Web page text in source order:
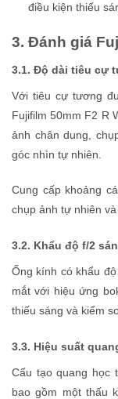
điều kiện thiếu
3. Đánh giá
3.1. Độ dài tiêu cự
Với tiêu cự tương
Fujifilm 50mm F2 R
ảnh chân dung,
góc nhìn tự nhiên.
Cung cấp khoảng
chụp ảnh tự nhiên
3.2. Khẩu độ f/2
Ống kính có khẩu
mắt với hiệu ứng
thiếu sáng và kiểm
3.3. Hiệu suất
Cấu tạo quang học
bao gồm một thấu